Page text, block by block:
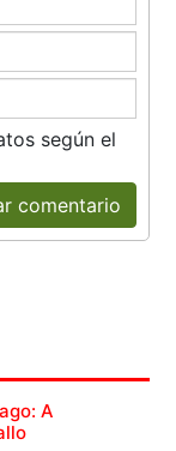
según el
comentario
A